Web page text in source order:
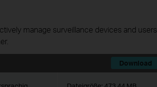
manage surveillance devices and users
Download